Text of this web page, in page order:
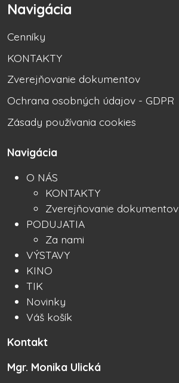
Navigácia
Cenníky
KONTAKTY
Zverejňovanie dokumentov
Ochrana osobných údajov - GDPR
Zásady používania cookies
Navigácia
O NÁS
KONTAKTY
Zverejňovanie dokumentov
PODUJATIA
Za nami
VÝSTAVY
KINO
TIK
Novinky
Váš košík
Kontakt
Mgr. Monika Ulická